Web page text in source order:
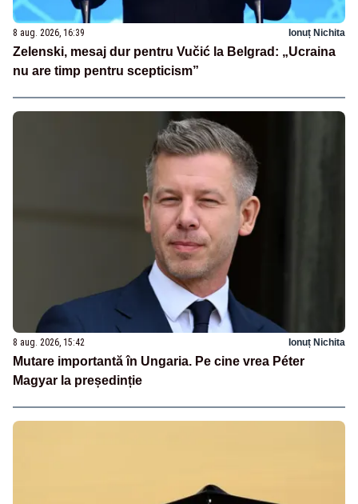
8 aug. 2026, 16:39 Ionuț Nichita
Zelenski, mesaj dur pentru Vučić la Belgrad: „Ucraina
nu are timp pentru scepticism”
8 aug. 2026, 15:42 Ionuț Nichita
Mutare importantă în Ungaria. Pe cine vrea Péter
Magyar la președinție